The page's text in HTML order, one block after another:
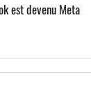
est devenu Meta